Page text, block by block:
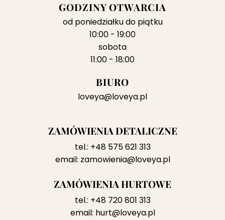
GODZINY OTWARCIA
od poniedziałku do piątku
10:00 - 19:00
sobota
11:00 - 18:00
BIURO
loveya@loveya.pl
ZAMÓWIENIA DETALICZNE
tel.: +48 575 621 313
email: zamowienia@loveya.pl
ZAMÓWIENIA HURTOWE
tel.: +48 720 801 313
email: hurt@loveya.pl